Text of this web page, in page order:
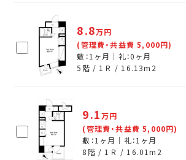
8.8万円
(管理費・共益費 5,000円)
敷：1ヶ月｜礼：0ヶ月
5階 / 1Ｒ / 16.13m 2
9.1万円
(管理費・共益費 5,000円)
敷：1ヶ月｜礼：1ヶ月
8階 / 1Ｒ / 16.01m 2